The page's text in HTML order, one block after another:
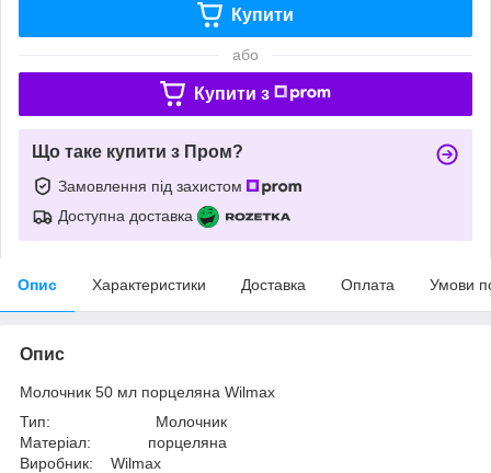
Купити
або
Купити з
Що таке купити з Пром?
Замовлення під захистом
Доступна доставка
Опис Характеристики Доставка Оплата Умови
Опис
Молочник 50 мл порцеляна Wilmax
Тип: Молочник
Матеріал: порцеляна
Виробник: Wilmax